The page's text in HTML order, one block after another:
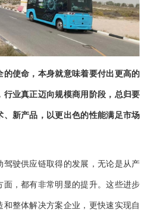
的使命，本身就意味着要付出更高的
行业真正迈向规模商用阶段，总归要
新产品，以更出色的性能满足市场
驶供应链取得的发展，无论是从产
，都有非常明显的提升。这些进步
整体解决方案企业，更快速实现自